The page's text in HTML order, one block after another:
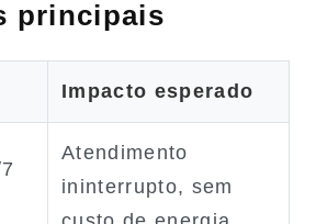
principais
Impacto esperado
Atendimento
ininterrupto, sem